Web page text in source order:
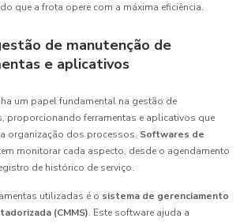
que a frota opere com a máxima eficiência.
de manutenção de
e aplicativos
um papel fundamental na gestão de
proporcionando ferramentas e aplicativos que
organização dos processos. Softwares de
monitorar cada aspecto, desde o agendamento
de histórico de serviço.
utilizadas é o sistema de gerenciamento
(CMMS). Este software ajuda a